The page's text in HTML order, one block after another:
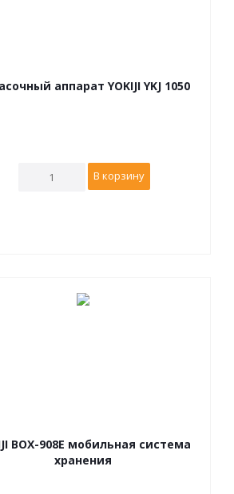
аппарат YOKIJI YKJ 1050
В корзину
BOX-908E мобильная система
хранения